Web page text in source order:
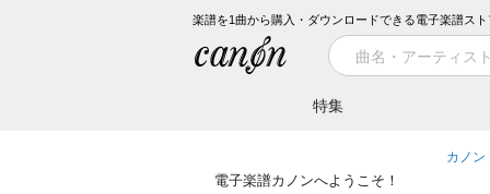
楽譜を1曲から購入・ダウンロードできる電子楽譜スト
特集
電子楽譜カノンへようこそ！
カノン